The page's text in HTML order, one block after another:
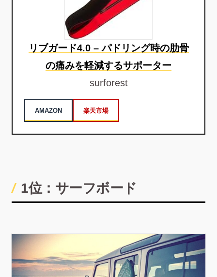
リブガード4.0 – パドリング時の肋骨
の痛みを軽減するサポーター
surforest
AMAZON 楽天市場
1位：サーフボード